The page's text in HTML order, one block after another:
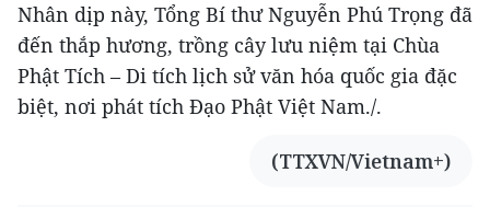
Nhân dịp này, Tổng Bí thư Nguyễn Phú Trọng đã
đến thắp hương, trồng cây lưu niệm tại Chùa
Phật Tích – Di tích lịch sử văn hóa quốc gia đặc
biệt, nơi phát tích Đạo Phật Việt Nam./.
(TTXVN/Vietnam+)